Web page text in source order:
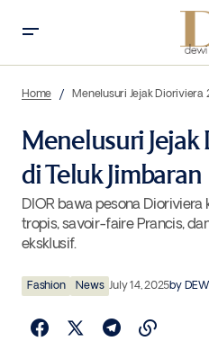
Home Menelusuri Jejak Dioriviera
Menelusuri
di Teluk Jimbaran
DIOR bawa pesona Dioriviera
tropis, savoir-faire Prancis,
eksklusif.
Fashion News July 14, 2025by